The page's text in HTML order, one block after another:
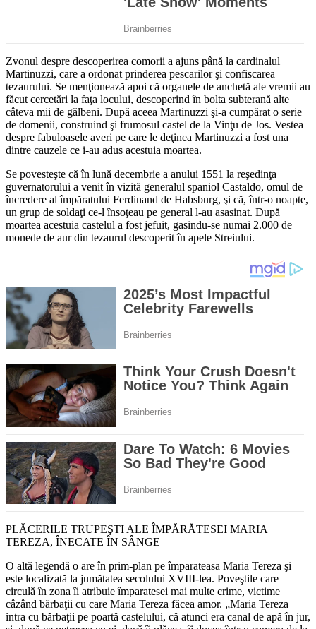
Zvonul despre descoperirea comorii a ajuns până la cardinalul
Martinuzzi, care a ordonat prinderea pescarilor şi confiscarea
tezaurului. Se menţionează apoi că organele de anchetă ale vremii au
făcut cercetări la faţa locului, descoperind în bolta subterană alte
câteva mii de gălbeni. După aceea Martinuzzi şi-a cumpărat o serie
de domenii, construind şi frumosul castel de la Vinţu de Jos. Vestea
despre fabuloasele averi pe care le deţinea Martinuzzi a fost una
dintre cauzele ce i-au adus acestuia moartea.
Se povesteşte că în lună decembrie a anului 1551 la reşedinţa
guvernatorului a venit în vizită generalul spaniol Castaldo, omul de
încredere al împăratului Ferdinand de Habsburg, şi că, într-o noapte,
un grup de soldaţi ce-l însoţeau pe general l-au asasinat. După
moartea acestuia castelul a fost jefuit, gasindu-se numai 2.000 de
monede de aur din tezaurul descoperit în apele Streiului.
PLĂCERILE TRUPEŞTI ALE ÎMPĂRĂTESEI MARIA
TEREZA, ÎNECATE ÎN SÂNGE
O altă legendă o are în prim-plan pe împarateasa Maria Tereza şi
este localizată la jumătatea secolului XVIII-lea. Poveştile care
circulă în zona îi atribuie împaratesei mai multe crime, victime
câzând bărbaţii cu care Maria Tereza făcea amor. „Maria Tereza
intra cu bărbaţii pe poartă castelului, că atunci era canal de apă în jur,